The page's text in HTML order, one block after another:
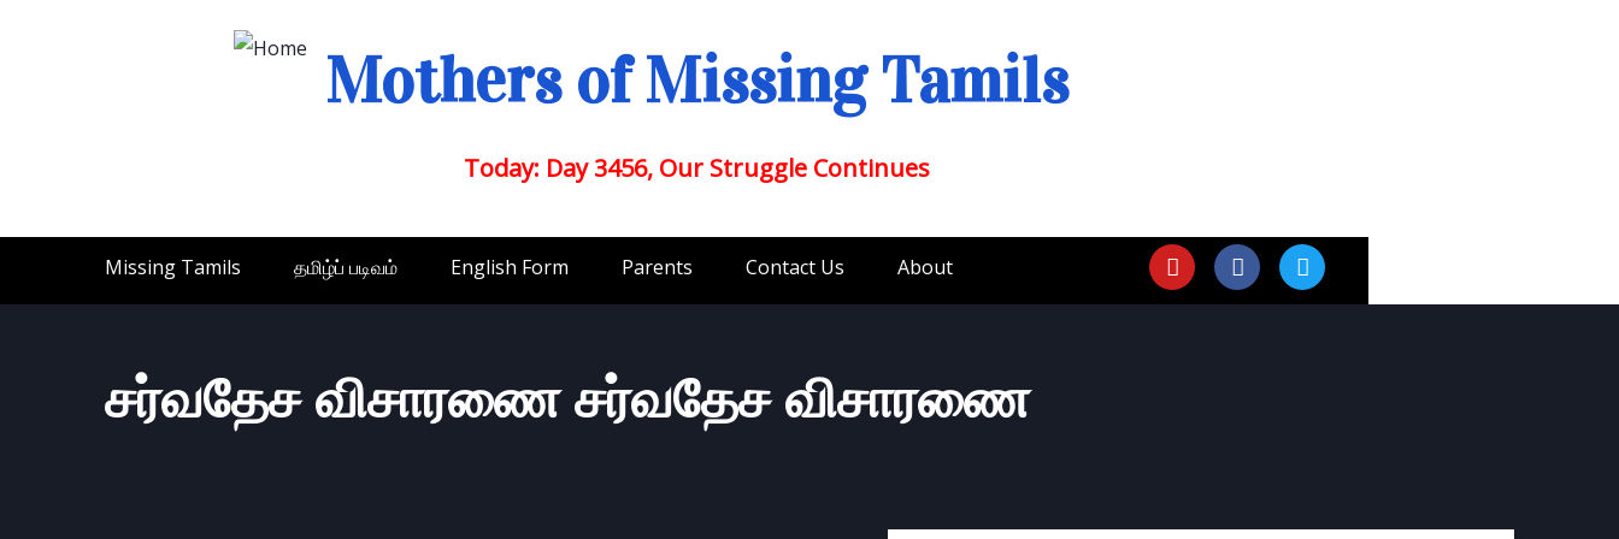
Mothers of Missing Tamils
Today: Day 3456, Our Struggle Continues
Missing Tamils தமிழ்ப் படிவம் English Form Parents Contact Us About
சர்வதேச விசாரணை சர்வதேச விசாரணை